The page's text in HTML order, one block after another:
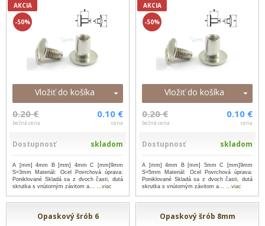
AKCIA
-50%
Vložiť do košíka
0.20 €
bežná cena
0.10 €
cena
Dostupnosť skladom
A [mm] 4mm B [mm] 4mm C [mm]9mm
S=3mm Materiál: Ocel Povrchová úprava:
Poniklované Skladá sa z dvoch časti, dutá
skrutka s vnútorným závitom a...
...viac
AKCIA
-50%
Vložiť do košíka
0.20 €
bežná cena
0.10 €
cena
Dostupnosť skladom
A [mm] 4mm B [mm] 5mm C [mm]9mm
S=5mm Materiál: Ocel Povrchová úprava:
Poniklované Skladá sa z dvoch časti, dutá
skrutka s vnútorným závitom a...
...viac
Opaskový šrób 6 Opaskový šrób 8mm